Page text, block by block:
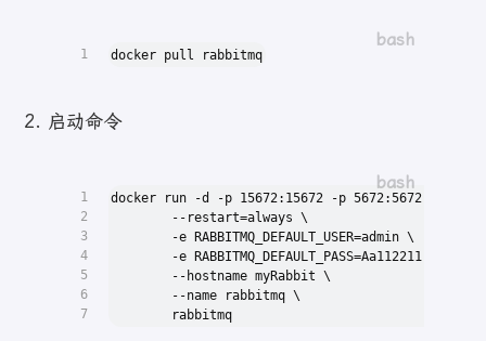
1 docker pull rabbitmq
启动命令
1
2
3
4
5
6
7
docker run -d -p 15672:15672 -p 5672:5672 \
        --restart=always \
        -e RABBITMQ_DEFAULT_USER=admin \
        -e RABBITMQ_DEFAULT_PASS=Aa112211 \
        --hostname myRabbit \
        --name rabbitmq \
        rabbitmq